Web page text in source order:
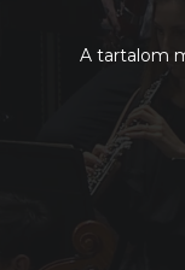
A tartalom